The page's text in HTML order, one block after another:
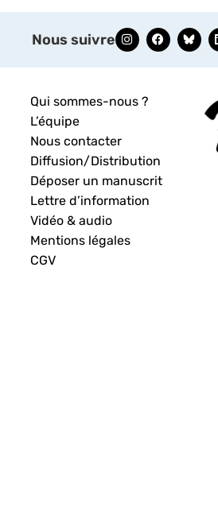
Nous suivre
Qui sommes-nous ?
L’équipe
Nous contacter
Diffusion/Distribution
Déposer un manuscrit
Lettre d’information
Vidéo & audio
Mentions légales
CGV